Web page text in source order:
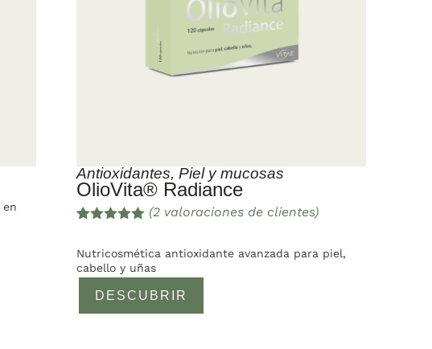
Antioxidantes, Piel y mucosas
OlioVita® Radiance
DESCUBRIR
5 en base
a
s de
(2 valoraciones de clientes)
Nutricosmética antioxidante avanzada para piel,
cabello y uñas